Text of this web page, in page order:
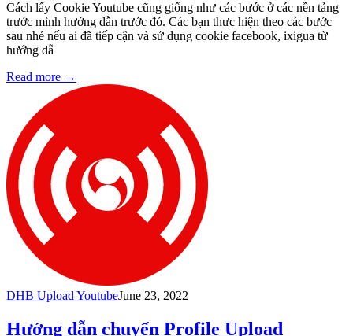
Cách lấy Cookie Youtube cũng giống như các bước ở các nền tảng
trước mình hướng dẫn trước đó. Các bạn thưc hiện theo các bước
sau nhé nếu ai đã tiếp cận và sử dụng cookie facebook, ixigua từ
hướng dẫ
Read more →
DHB Upload YoutubeJune 23, 2022
Hướng dẫn chuyển Profile Upload